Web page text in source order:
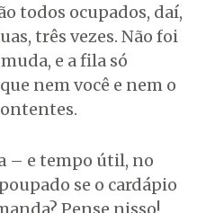
todos ocupados, daí,
três vezes. Não foi
e a fila só
nem você e nem o
– e tempo útil, no
se o cardápio